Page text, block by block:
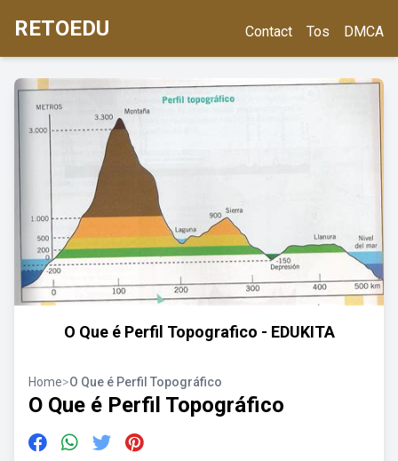
RETOEDU Contact Tos DMCA
O Que é Perfil Topografico - EDUKITA
Home>O Que é Perfil Topográfico
O Que é Perfil Topográfico